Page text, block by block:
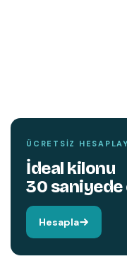
ÜCRETSIZ
İdeal kilonu
30 saniyede
Hesapla